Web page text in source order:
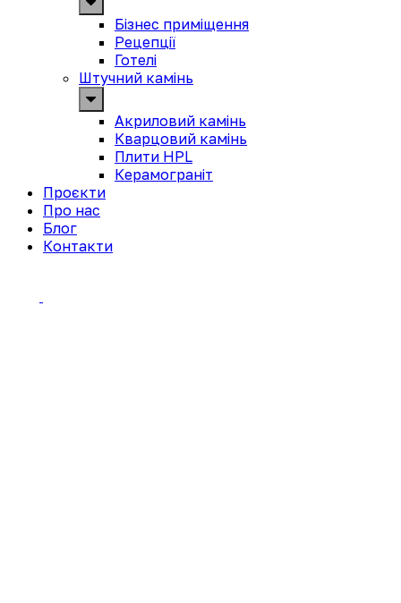
Бізнес приміщення
Рецепції
Готелі
Штучний камінь
Акриловий камінь
Кварцовий камінь
Плити HPL
Керамограніт
Проєкти
Про нас
Блог
Контакти